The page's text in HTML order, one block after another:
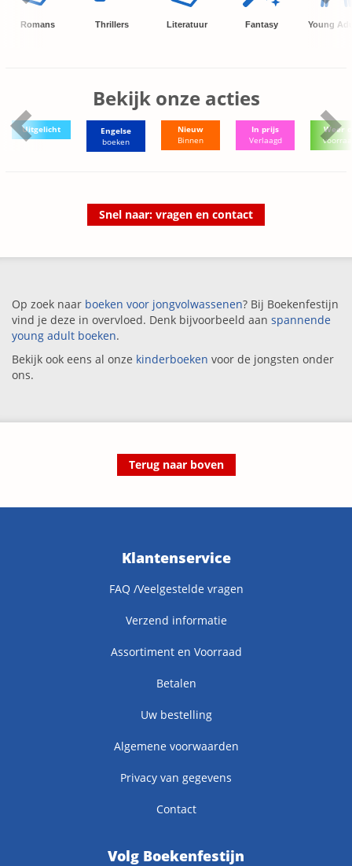
Romans Thrillers Literatuur Fantasy Young
Bekijk onze acties
Uitgelicht
Engelse
boeken
Nieuw
Binnen
In prijs
Verlaagd
Weer
Snel naar: vragen en contact
Op zoek naar boeken voor jongvolwassenen? Bij Boekenfestijn
vind je deze in overvloed. Denk bijvoorbeeld aan spannende
young adult boeken.
Bekijk ook eens al onze kinderboeken voor de jongsten onder
ons.
Terug naar boven
Klantenservice
FAQ /Veelgestelde vragen
Verzend informatie
Assortiment en Voorraad
Betalen
Uw bestelling
Algemene voorwaarden
Privacy van gegevens
Contact
Volg Boekenfestijn